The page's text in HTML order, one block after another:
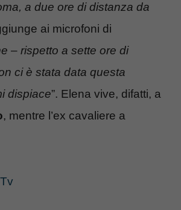
a due ore di distanza da
ai microfoni di
– rispetto a sette ore di
ci è stata data questa
dispiace”. Elena vive, difatti, a
, mentre l’ex cavaliere a